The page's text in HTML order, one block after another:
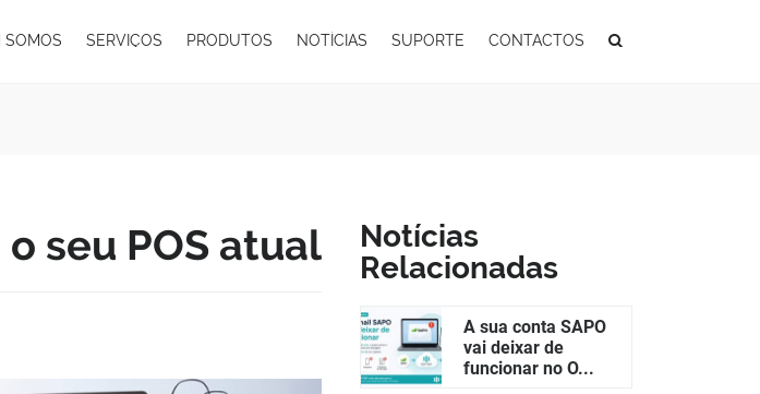
SOMOS SERVIÇOS PRODUTOS NOTÍCIAS SUPORTE CONTACTOS
seu POS atual
Notícias
Relacionadas
A sua conta SAPO
vai deixar de
funcionar no O...